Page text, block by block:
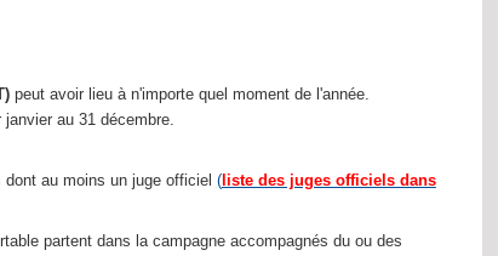
peut avoir lieu à n'importe quel moment de l'année.
au 31 décembre.
au moins un juge officiel (liste des juges officiels dans
partent dans la campagne accompagnés du ou des